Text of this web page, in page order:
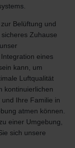
Belüftung und
Zuhause
eines
kann, um
Luftqualität
kontinuierlichen
Ihre Familie in
atmen können.
einer Umgebung,
sich unsere